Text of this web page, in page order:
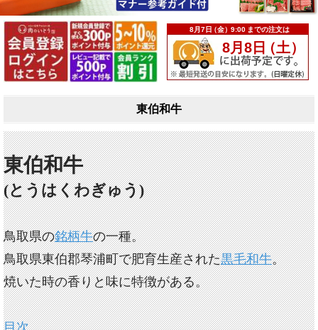
東伯和牛
東伯和牛
(とうはくわぎゅう)
鳥取県の銘柄牛の一種。
鳥取県東伯郡琴浦町で肥育生産された黒毛和牛。
焼いた時の香りと味に特徴がある。
目次